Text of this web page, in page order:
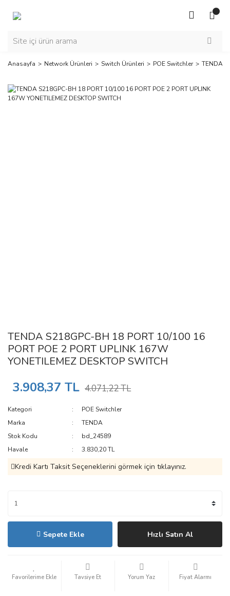
Anasayfa Network Ürünleri Switch Ürünleri POE Switchler TENDA
TENDA S218GPC-BH 18 PORT 10/100 16
PORT POE 2 PORT UPLINK 167W
YONETILEMEZ DESKTOP SWITCH
3.908,37 TL 4.071,22 TL
Kategori
POE Switchler
Marka
TENDA
Stok Kodu
bd_24589
Havale
3.830,20 TL
Kredi Kartı Taksit Seçeneklerini görmek için tıklayınız.
Sepete Ekle Hızlı Satın Al
Tavsiye Et Yorum Yaz Fiyat Alarmı